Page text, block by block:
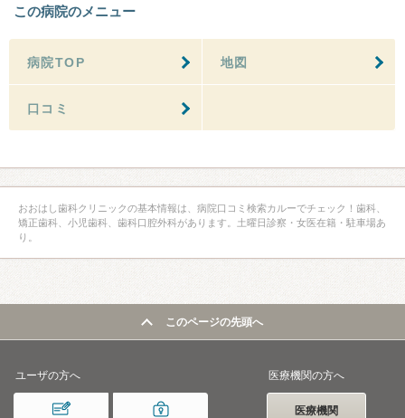
この病院のメニュー
病院TOP 地図
口コミ
おおはし歯科クリニックの基本情報は、病院口コミ検索カルーでチェック！歯科、
矯正歯科、小児歯科、歯科口腔外科があります。土曜日診察・女医在籍・駐車場あ
り。
このページの先頭へ
ユーザの方へ 医療機関の方へ
医療機関